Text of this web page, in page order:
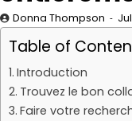
Donna Thompson
Table of
Introduction
Trouvez le bon
Faire votre